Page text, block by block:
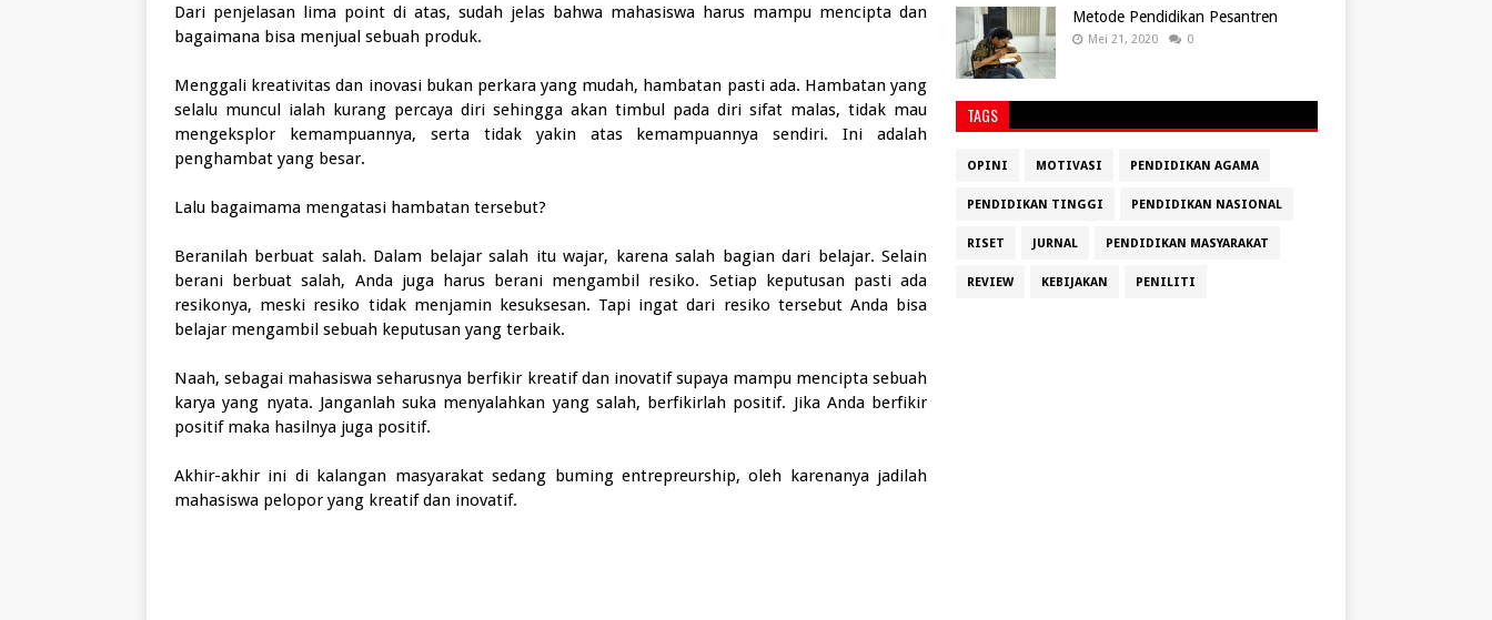
Dari penjelasan lima point di atas, sudah jelas bahwa mahasiswa harus mampu mencipta dan
bagaimana bisa menjual sebuah produk.
Menggali kreativitas dan inovasi bukan perkara yang mudah, hambatan pasti ada. Hambatan yang
selalu muncul ialah kurang percaya diri sehingga akan timbul pada diri sifat malas, tidak mau
mengeksplor kemampuannya, serta tidak yakin atas kemampuannya sendiri. Ini adalah
penghambat yang besar.
Lalu bagaimama mengatasi hambatan tersebut?
Beranilah berbuat salah. Dalam belajar salah itu wajar, karena salah bagian dari belajar. Selain
berani berbuat salah, Anda juga harus berani mengambil resiko. Setiap keputusan pasti ada
resikonya, meski resiko tidak menjamin kesuksesan. Tapi ingat dari resiko tersebut Anda bisa
belajar mengambil sebuah keputusan yang terbaik.
Naah, sebagai mahasiswa seharusnya berfikir kreatif dan inovatif supaya mampu mencipta sebuah
karya yang nyata. Janganlah suka menyalahkan yang salah, berfikirlah positif. Jika Anda berfikir
positif maka hasilnya juga positif.
Akhir-akhir ini di kalangan masyarakat sedang buming entrepreurship, oleh karenanya jadilah
mahasiswa pelopor yang kreatif dan inovatif.
Metode Pendidikan Pesantren
Mei 21, 2020 0
TAGS
OPINI MOTIVASI PENDIDIKAN AGAMA
PENDIDIKAN TINGGI PENDIDIKAN NASIONAL
RISET JURNAL PENDIDIKAN MASYARAKAT
REVIEW KEBIJAKAN PENILITI